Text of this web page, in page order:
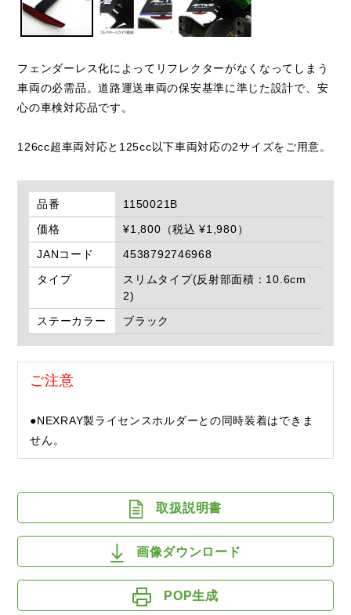
フェンダーレス化によってリフレクターがなくなってしまう
車両の必需品。道路運送車両の保安基準に準じた設計で、安
心の車検対応品です。
126cc超車両対応と125cc以下車両対応の2サイズをご用意。
品番
1150021B
価格
¥1,800（税込 ¥1,980）
JANコード
4538792746968
タイプ
スリムタイプ(反射部面積：10.6cm
2)
ステーカラー
ブラック
ご注意
●NEXRAY製ライセンスホルダーとの同時装着はできま
せん。
取扱説明書
画像ダウンロード
POP生成